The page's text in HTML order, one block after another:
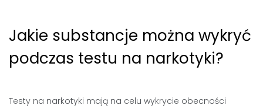
Jakie substancje można wykryć
podczas testu na narkotyki?
Testy na narkotyki mają na celu wykrycie obecności